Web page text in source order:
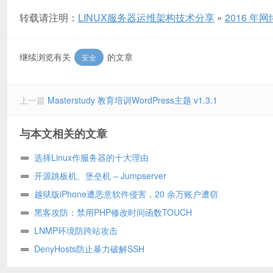
转载请注明： LINUX服务器运维架构技术分享 » 2016 年网
继续浏览有关 安全 的文章
上一篇 Masterstudy 教育培训WordPress主题 v1.3.1
与本文相关的文章
选择Linux作服务器的十大理由
开源跳板机、堡垒机 – Jumpserver
越狱版iPhone遭恶意软件侵害，20 余万账户遭窃
黑客攻防：禁用PHP修改时间函数TOUCH
LNMP环境防跨站攻击
DenyHosts防止暴力破解SSH